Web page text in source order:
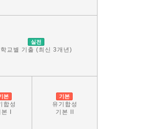
실전
학교별 기출 (최신 3개년)
본
합성
I
기본
유기합성
기본 II